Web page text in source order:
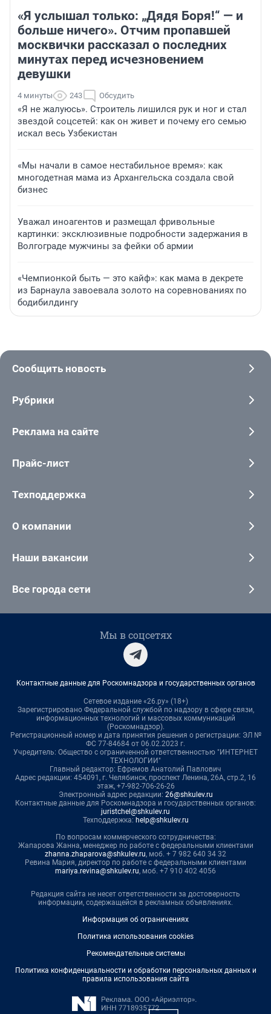
«Я услышал только: „Дядя Боря!“ — и
больше ничего». Отчим пропавшей
москвички рассказал о последних
минутах перед исчезновением
девушки
4 минуты 243 Обсудить
«Я не жалуюсь». Строитель лишился рук и ног и стал
звездой соцсетей: как он живет и почему его семью
искал весь Узбекистан
«Мы начали в самое нестабильное время»: как
многодетная мама из Архангельска создала свой
бизнес
Уважал иноагентов и размещал фривольные
картинки: эксклюзивные подробности задержания в
Волгограде мужчины за фейки об армии
«Чемпионкой быть — это кайф»: как мама в декрете
из Барнаула завоевала золото на соревнованиях по
бодибилдингу
Сообщить новость
Рубрики
Реклама на сайте
Прайс-лист
Техподдержка
О компании
Наши вакансии
Все города сети
Мы в соцсетях
Контактные данные для Роскомнадзора и государственных органов
Сетевое издание «26.ру» (18+)
Зарегистрировано Федеральной службой по надзору в сфере связи,
информационных технологий и массовых коммуникаций
(Роскомнадзор).
Регистрационный номер и дата принятия решения о регистрации: ЭЛ №
ФС 77-84684 от 06.02.2023 г.
Учредитель: Общество с ограниченной ответственностью "ИНТЕРНЕТ
ТЕХНОЛОГИИ"
Главный редактор: Ефремов Анатолий Павлович
Адрес редакции: 454091, г. Челябинск, проспект Ленина, 26А, стр.2, 16
этаж, +7-982-706-26-26
Электронный адрес редакции: 26@shkulev.ru
Контактные данные для Роскомнадзора и государственных органов:
juristchel@shkulev.ru
Техподдержка: help@shkulev.ru
По вопросам коммерческого сотрудничества:
Жапарова Жанна, менеджер по работе с федеральными клиентами
zhanna.zhaparova@shkulev.ru, моб. + 7 982 640 34 32
Ревина Мария, директор по работе с федеральными клиентами
mariya.revina@shkulev.ru, моб. +7 910 402 4056
Редакция сайта не несет ответственности за достоверность
информации, содержащейся в рекламных объявлениях.
Информация об ограничениях
Политика использования cookies
Рекомендательные системы
Политика конфиденциальности и обработки персональных данных и
правила использования сайта